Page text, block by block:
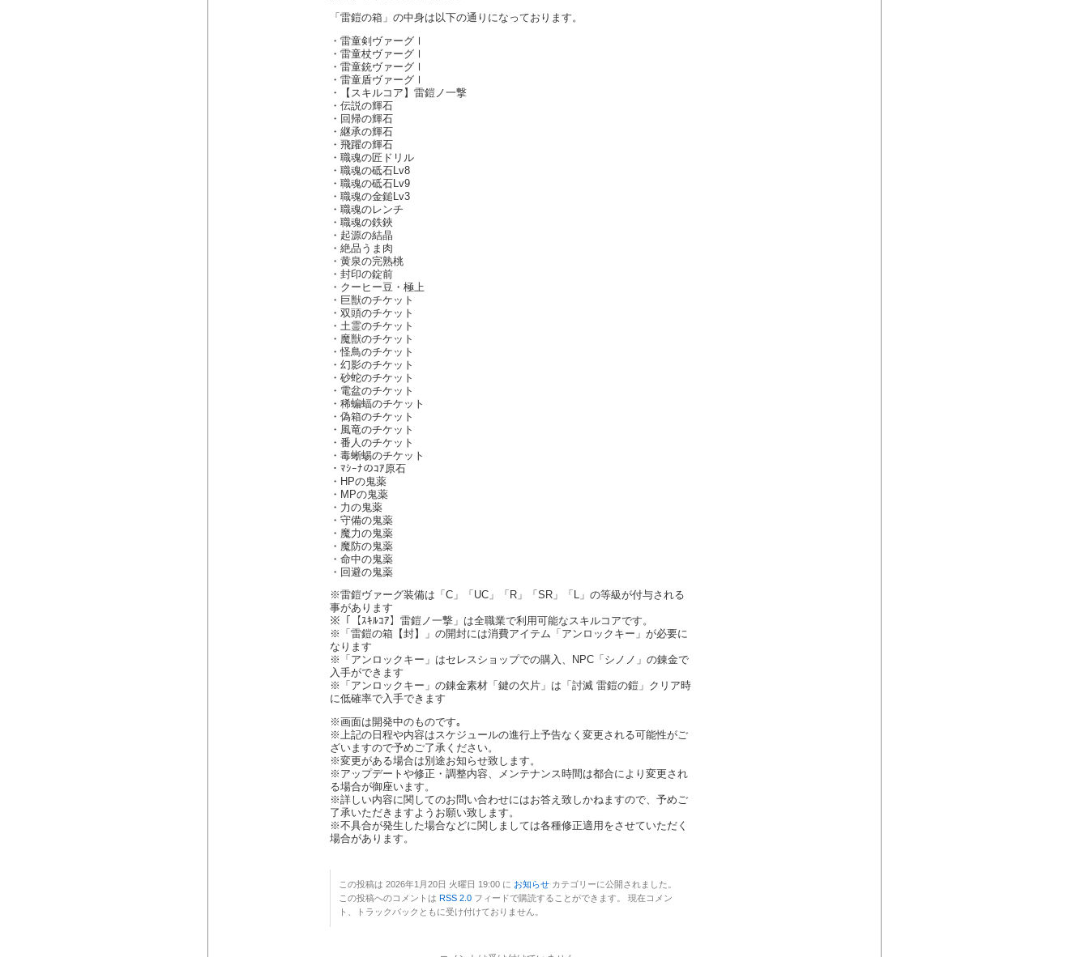
「雷鎧の箱」の中身は以下の通りになっております。
・雷童剣ヴァーグⅠ
・雷童杖ヴァーグⅠ
・雷童銃ヴァーグⅠ
・雷童盾ヴァーグⅠ
・【スキルコア】雷鎧ノ一撃
・伝説の輝石
・回帰の輝石
・継承の輝石
・飛躍の輝石
・職魂の匠ドリル
・職魂の砥石Lv8
・職魂の砥石Lv9
・職魂の金鎚Lv3
・職魂のレンチ
・職魂の鉄鋏
・起源の結晶
・絶品うま肉
・黄泉の完熟桃
・封印の錠前
・クーヒー豆・極上
・巨獣のチケット
・双頭のチケット
・土霊のチケット
・魔獣のチケット
・怪鳥のチケット
・幻影のチケット
・砂蛇のチケット
・電盆のチケット
・稀蝙蝠のチケット
・偽箱のチケット
・風竜のチケット
・番人のチケット
・毒蜥蜴のチケット
・ﾏｼｰﾅのｺｱ原石
・HPの鬼薬
・MPの鬼薬
・力の鬼薬
・守備の鬼薬
・魔力の鬼薬
・魔防の鬼薬
・命中の鬼薬
・回避の鬼薬
※雷鎧ヴァーグ装備は「C」「UC」「R」「SR」「L」の等級が付与される
事があります
※「【ｽｷﾙｺｱ】雷鎧ノ一撃」は全職業で利用可能なスキルコアです。
※「雷鎧の箱【封】」の開封には消費アイテム「アンロックキー」が必要に
なります
※「アンロックキー」はセレスショップでの購入、NPC「シノノ」の錬金で
入手ができます
※「アンロックキー」の錬金素材「鍵の欠片」は「討滅 雷鎧の鎧」クリア時
に低確率で入手できます
※画面は開発中のものです｡
※上記の日程や内容はスケジュールの進行上予告なく変更される可能性がご
ざいますので予めご了承ください。
※変更がある場合は別途お知らせ致します。
※アップデートや修正・調整内容、メンテナンス時間は都合により変更され
る場合が御座います。
※詳しい内容に関してのお問い合わせにはお答え致しかねますので、予めご
了承いただきますようお願い致します。
※不具合が発生した場合などに関しましては各種修正適用をさせていただく
場合があります。
この投稿は 2026年1月20日 火曜日 19:00 に お知らせ カテゴリーに公開されました。
この投稿へのコメントは RSS 2.0 フィードで購読することができます。 現在コメン
ト、トラックバックともに受け付けておりません。